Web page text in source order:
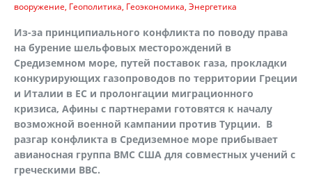
вооружение Геополитика Геоэкономика Энергетика
Из-за принципиального конфликта по поводу права
на бурение шельфовых месторождений в
Средиземном море, путей поставок газа, прокладки
конкурирующих газопроводов по территории Греции
и Италии в ЕС и пролонгации миграционного
кризиса, Афины с партнерами готовятся к началу
возможной военной кампании против Турции. В
разгар конфликта в Средиземное море прибывает
авианосная группа ВМС США для совместных учений с
греческими ВВС.